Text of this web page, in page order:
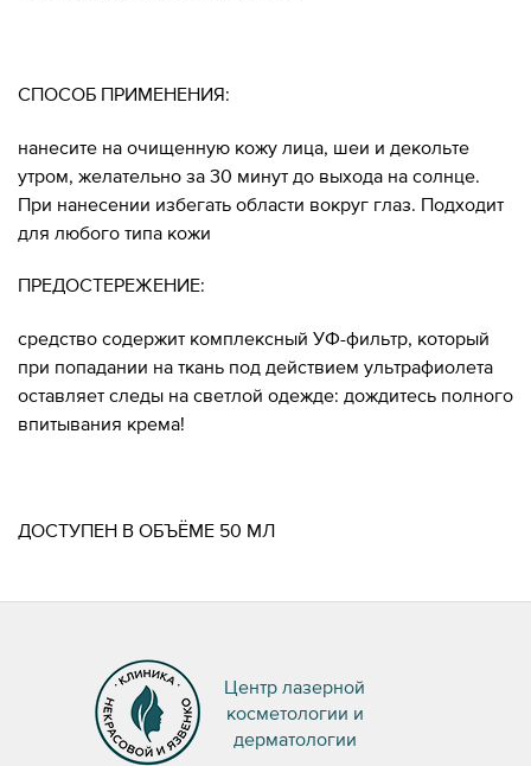
СПОСОБ ПРИМЕНЕНИЯ:
нанесите на очищенную кожу лица, шеи и декольте
утром, желательно за 30 минут до выхода на солнце.
При нанесении избегать области вокруг глаз. Подходит
для любого типа кожи
ПРЕДОСТЕРЕЖЕНИЕ:
средство содержит комплексный УФ-фильтр, который
при попадании на ткань под действием ультрафиолета
оставляет следы на светлой одежде: дождитесь полного
впитывания крема!
ДОСТУПЕН В ОБЪЁМЕ 50 МЛ
Центр лазерной
косметологии и
дерматологии